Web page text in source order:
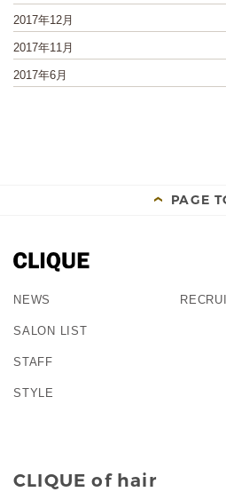
2017年12月
2017年11月
2017年6月
PAGE
NEWS
SALON LIST
STAFF
STYLE
CLIQUE of hair